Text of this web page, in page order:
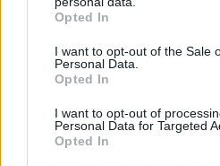
grant or deny consent to Google
use your data for below specified
consent section.
Opted In
I want to opt-out of the Sale
Personal Data.
Opted In
I want to opt-out of
Personal Data for Targeted
Opted In